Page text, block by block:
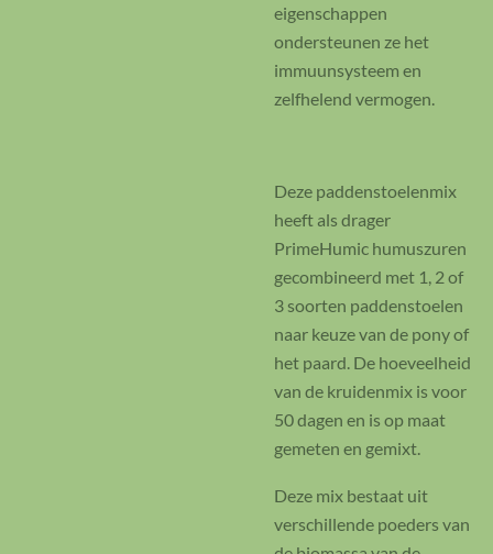
eigenschappen
ondersteunen ze het
immuunsysteem en
zelfhelend vermogen.
Deze paddenstoelenmix
heeft als drager
PrimeHumic humuszuren
gecombineerd met 1, 2 of
3 soorten paddenstoelen
naar keuze van de pony of
het paard. De hoeveelheid
van de kruidenmix is voor
50 dagen en is op maat
gemeten en gemixt.
Deze mix bestaat uit
verschillende poeders van